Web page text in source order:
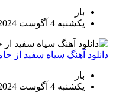
بار
یکشنبه 4 آگوست 2024
دانلود آهنگ سیاه سفید از حامیم
بار
یکشنبه 4 آگوست 2024